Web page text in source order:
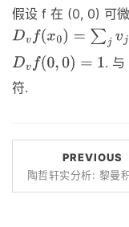
假设 f 在 (0, 0) 可
Dvf(x0)= ∑jv ∂f∂xj(
Dvf(0,0) =1 . 与
符.
PREVIOUS
陶哲轩实分析: 黎曼